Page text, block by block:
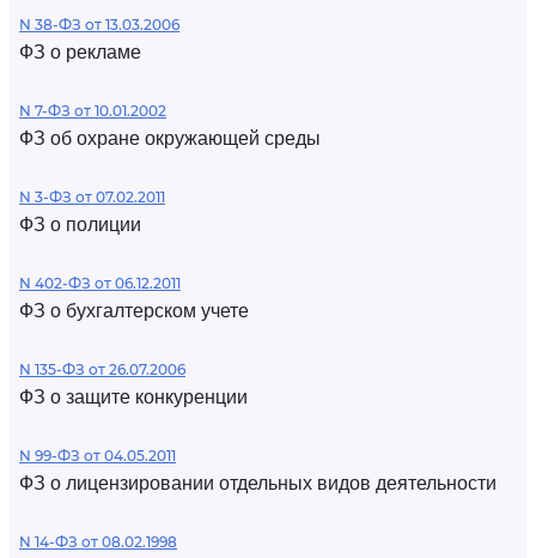
N 38-ФЗ от 13.03.2006
ФЗ о рекламе
N 7-ФЗ от 10.01.2002
ФЗ об охране окружающей среды
N 3-ФЗ от 07.02.2011
ФЗ о полиции
N 402-ФЗ от 06.12.2011
ФЗ о бухгалтерском учете
N 135-ФЗ от 26.07.2006
ФЗ о защите конкуренции
N 99-ФЗ от 04.05.2011
ФЗ о лицензировании отдельных видов деятельности
N 14-ФЗ от 08.02.1998